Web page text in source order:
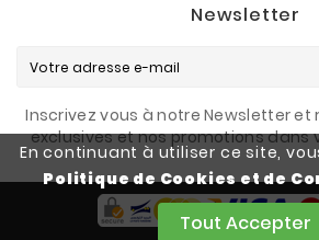
En continuant à utiliser ce site,
Politique de Cookies et de
Tout Accepter
Newsletter
Inscrivez vous à notre Newsletter et
exclusives et nos promotions dans